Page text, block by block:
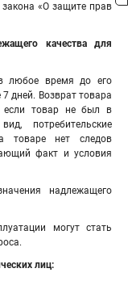
«О защите прав
качества для
любое время до его
дней. Возврат товара
если товар не был в
потребительские
товаре нет следов
факт и условия
надлежащего
могут стать
лиц: